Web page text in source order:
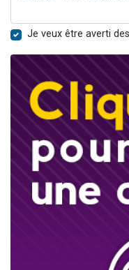
Je veux être averti